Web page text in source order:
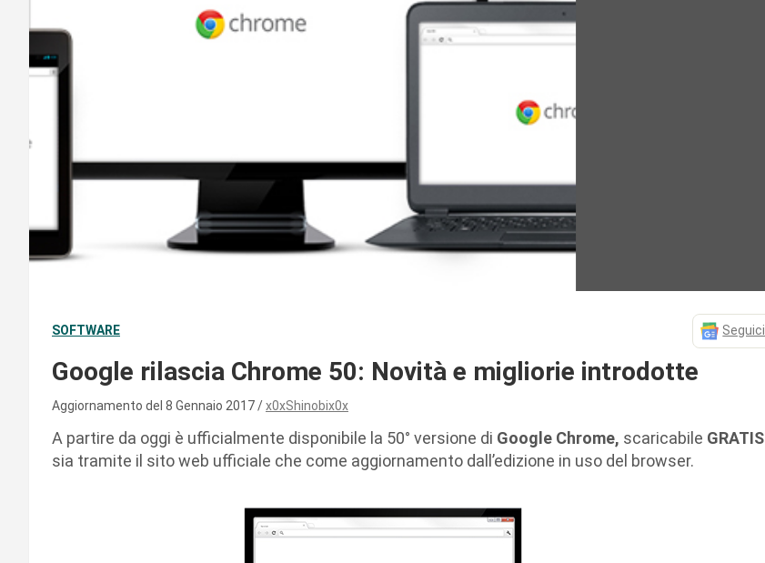
SOFTWARE Seguici
Google rilascia Chrome 50: Novità e migliorie introdotte
Aggiornamento del 8 Gennaio 2017 x0xShinobix0x
A partire da oggi è ufficialmente disponibile la 50° versione di Google Chrome, scaricabile GRATIS
sia tramite il sito web ufficiale che come aggiornamento dall’edizione in uso del browser.